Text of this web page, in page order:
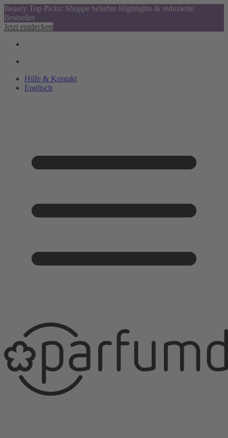
Beauty Top Picks: Shoppe beliebte Highlights & reduzierte
Bestseller
Jetzt entdecken
Hilfe & Kontakt
Englisch